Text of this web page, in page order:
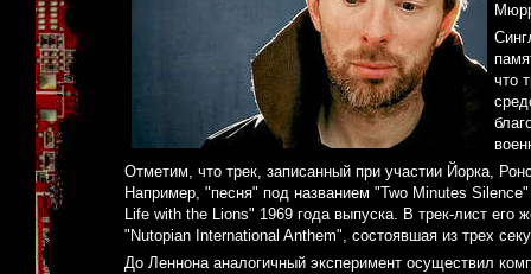
что
Отметим, что трек, записанный при участии Йорка,
Например, "песня" под названием "Two Minutes
Life with the Lions" 1969 года выпуска. В трек-лист его
"Nutopian International Anthem", состоявшая из трех
До Леннона аналогичный эксперимент осуществил